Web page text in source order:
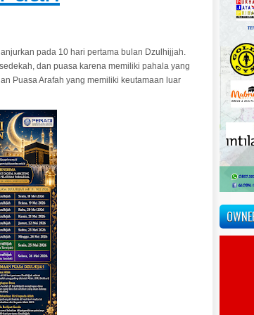
pada 10 hari pertama bulan Dzulhijjah.
dan puasa karena memiliki pahala yang
Puasa Arafah yang memiliki keutamaan luar